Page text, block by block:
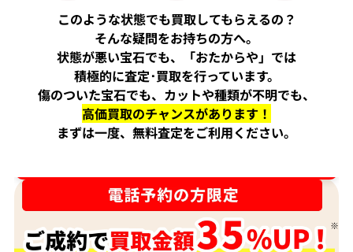
このような状態でも買取してもらえるの？
そんな疑問をお持ちの方へ。
状態が悪い宝石でも、「おたからや」では
積極的に査定･買取を行っています。
傷のついた宝石でも、カットや種類が不明でも、
高価買取のチャンスがあります！
まずは一度、無料査定をご利用ください。